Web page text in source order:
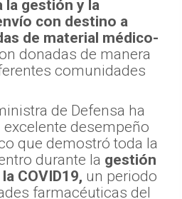
la gestión y la
con destino a
de material médico-
donadas de manera
comunidades
de Defensa ha
desempeño
que demostró toda la
durante la gestión
COVID19, un periodo
farmacéuticas del